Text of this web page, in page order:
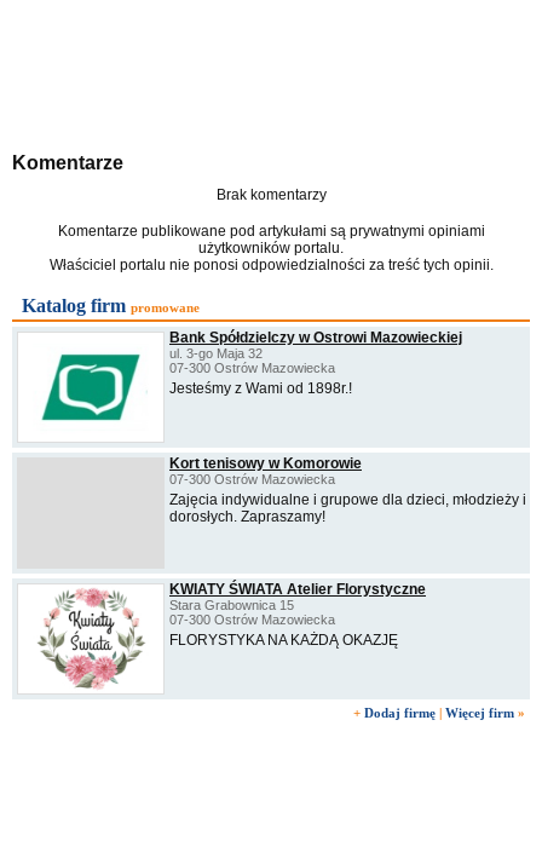
Komentarze
Brak komentarzy
Komentarze publikowane pod artykułami są prywatnymi opiniami
użytkowników portalu.
Właściciel portalu nie ponosi odpowiedzialności za treść tych opinii.
Katalog firm promowane
Bank Spółdzielczy w Ostrowi Mazowieckiej
ul. 3-go Maja 32
07-300 Ostrów Mazowiecka
Jesteśmy z Wami od 1898r.!
Kort tenisowy w Komorowie
07-300 Ostrów Mazowiecka
Zajęcia indywidualne i grupowe dla dzieci, młodzieży i
dorosłych. Zapraszamy!
KWIATY ŚWIATA Atelier Florystyczne
Stara Grabownica 15
07-300 Ostrów Mazowiecka
FLORYSTYKA NA KAŻDĄ OKAZJĘ
+ Dodaj firmę Więcej firm »